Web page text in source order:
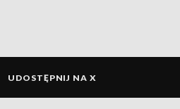
UDOSTĘPNIJ NA X